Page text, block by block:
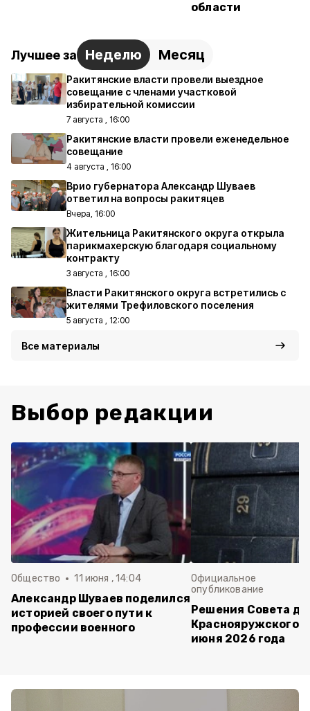
области
Лучшее за Неделю Месяц
Ракитянские власти провели выездное
совещание с членами участковой
избирательной комиссии
7 августа , 16:00
Ракитянские власти провели еженедельное
совещание
4 августа , 16:00
Врио губернатора Александр Шуваев
ответил на вопросы ракитяцев
Вчера, 16:00
Жительница Ракитянского округа открыла
парикмахерскую благодаря социальному
контракту
3 августа , 16:00
Власти Ракитянского округа встретились с
жителями Трефиловского поселения
5 августа , 12:00
Все материалы
Выбор редакции
Общество 11 июня , 14:04
Александр Шуваев поделился
историей своего пути к
профессии военного
Официальное
опубликование
Решения Совета
Краснояружского
июня 2026 года